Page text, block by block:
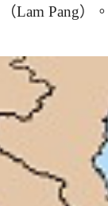
Lam Pang）。